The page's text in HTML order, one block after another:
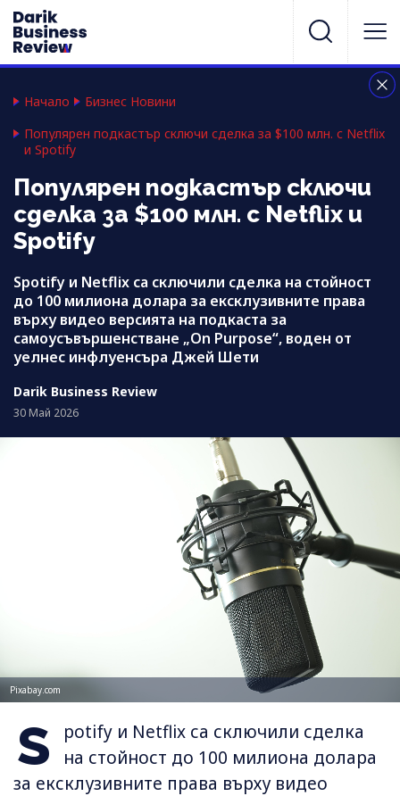
Начало
Бизнес Новини
Популярен подкастър сключи сделка за $100 млн. с Netflix
и Spotify
Популярен подкастър сключи
сделка за $100 млн. с Netflix и
Spotify
Spotify и Netflix са сключили сделка на стойност
до 100 милиона долара за ексклузивните права
върху видео версията на подкаста за
самоусъвършенстване „On Purpose“, воден от
уелнес инфлуенсъра Джей Шети
Darik Business Review
30 Май 2026
Pixabay.com
S
potify и Netflix са сключили сделка
на стойност до 100 милиона долара
за ексклузивните права върху видео